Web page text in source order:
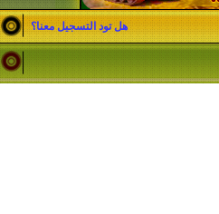
هل تود التسجيل معنا؟